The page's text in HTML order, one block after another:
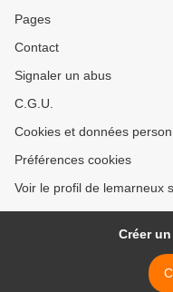
Pages
Contact
Signaler un abus
C.G.U.
Cookies et données
Préférences cookies
Voir le profil de lemarneux
Créer